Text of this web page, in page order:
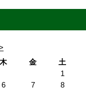
木 金
土
1
6 7
8